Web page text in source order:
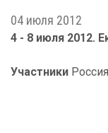
04 июля 2012
4 - 8 июля 2012.
Участники